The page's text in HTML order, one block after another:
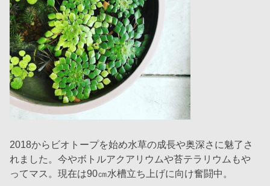
2018からビオトープを始め水草の成長や奥深さに魅了さ
れました。今やボトルアクアリウムや苔テラリウムもや
ってマス。現在は90㎝水槽立ち上げに向け奮闘中。